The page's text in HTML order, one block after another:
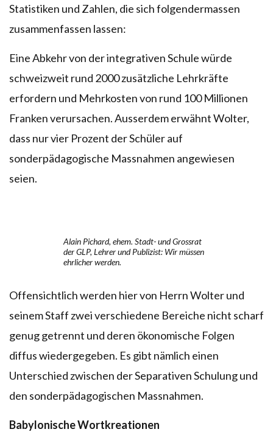
Statistiken und Zahlen, die sich folgendermassen
zusammenfassen lassen:
Eine Abkehr von der integrativen Schule würde
schweizweit rund 2000 zusätzliche Lehrkräfte
erfordern und Mehrkosten von rund 100 Millionen
Franken verursachen. Ausserdem erwähnt Wolter,
dass nur vier Prozent der Schüler auf
sonderpädagogische Massnahmen angewiesen
seien.
Alain Pichard, ehem. Stadt- und Grossrat
der GLP, Lehrer und Publizist: Wir müssen
ehrlicher werden.
Offensichtlich werden hier von Herrn Wolter und
seinem Staff zwei verschiedene Bereiche nicht scharf
genug getrennt und deren ökonomische Folgen
diffus wiedergegeben. Es gibt nämlich einen
Unterschied zwischen der Separativen Schulung und
den sonderpädagogischen Massnahmen.
Babylonische Wortkreationen